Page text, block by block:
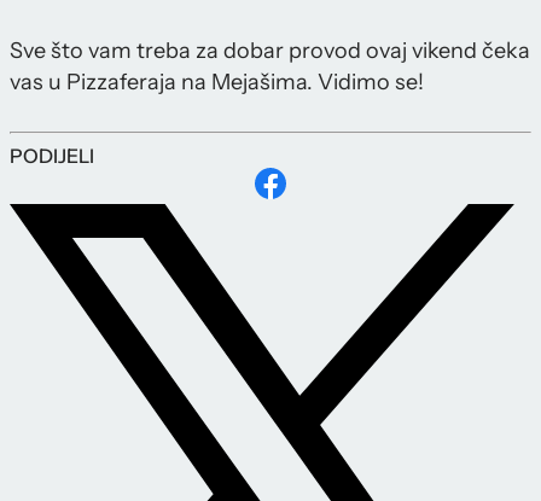
Sve što vam treba za dobar provod ovaj vikend čeka
vas u Pizzaferaja na Mejašima. Vidimo se!
PODIJELI